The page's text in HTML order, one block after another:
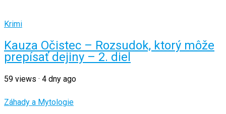
Krimi
Kauza Očistec – Rozsudok, ktorý môže
prepísať dejiny – 2. diel
59 views · 4 dny ago
Záhady a Mytologie